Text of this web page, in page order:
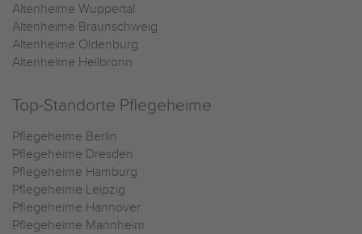
Altenheime Wuppertal
Altenheime Braunschweig
Altenheime Oldenburg
Altenheime Heilbronn
Top-Standorte Pflegeheime
Pflegeheime Berlin
Pflegeheime Dresden
Pflegeheime Hamburg
Pflegeheime Leipzig
Pflegeheime Hannover
Pflegeheime Mannheim